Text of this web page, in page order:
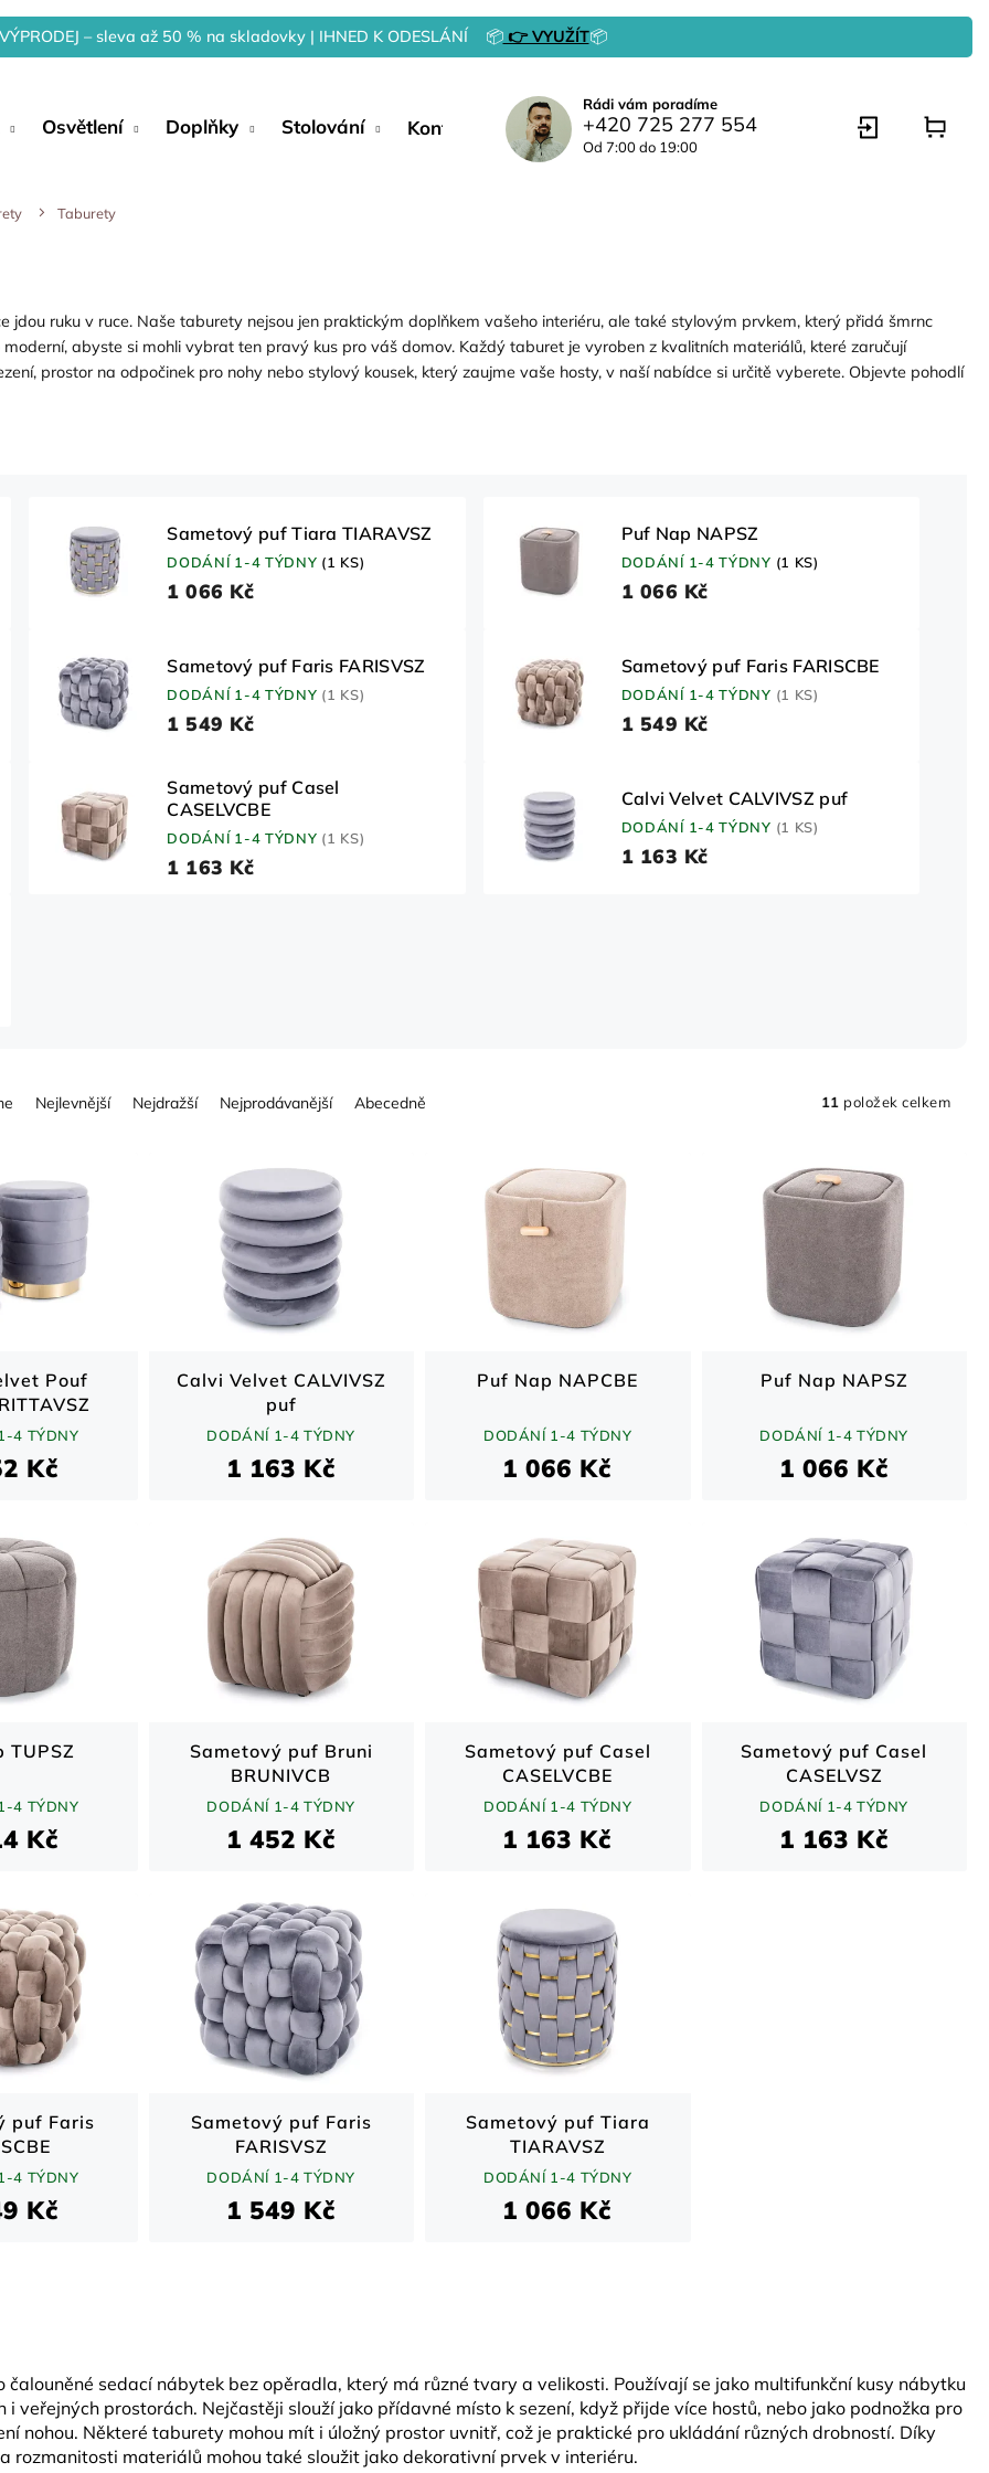
– sleva až 50 % na skladovky | IHNED K ODESLÁNÍ 📦👉 VYUŽÍT📦
Osvětlení Doplňky Stolování Kontakty
Rádi vám poradíme
+420 725 277 554
Od 7:00 do 19:00
Taburety
jdou ruku v ruce. Naše taburety nejsou jen praktickým doplňkem vašeho interiéru, ale také stylovým prvkem, který přidá šmrnc
abyste si mohli vybrat ten pravý kus pro váš domov. Každý taburet je vyroben z kvalitních materiálů, které zaručují
prostor na odpočinek pro nohy nebo stylový kousek, který zaujme vaše hosty, v naší nabídce si určitě vyberete. Objevte pohodlí
Sametový puf Tiara TIARAVSZ
DODÁNÍ 1-4 TÝDNY (1 KS)
1 066 Kč
Puf Nap NAPSZ
DODÁNÍ 1-4 TÝDNY (1 KS)
1 066 Kč
Sametový puf Faris FARISVSZ
DODÁNÍ 1-4 TÝDNY (1 KS)
1 549 Kč
Sametový puf Faris FARISCBE
DODÁNÍ 1-4 TÝDNY (1 KS)
1 549 Kč
Sametový puf Casel
CASELVCBE
DODÁNÍ 1-4 TÝDNY (1 KS)
1 163 Kč
Calvi Velvet CALVIVSZ puf
DODÁNÍ 1-4 TÝDNY (1 KS)
1 163 Kč
Nejlevnější Nejdražší Nejprodávanější Abecedně 11 položek celkem
Pouf
4 TÝDNY
Kč
Calvi Velvet CALVIVSZ
puf
DODÁNÍ 1-4 TÝDNY
1 163 Kč
Puf Nap NAPCBE
DODÁNÍ 1-4 TÝDNY
1 066 Kč
Puf Nap NAPSZ
DODÁNÍ 1-4 TÝDNY
1 066 Kč
TUPSZ
4 TÝDNY
Kč
Sametový puf Bruni
BRUNIVCB
DODÁNÍ 1-4 TÝDNY
1 452 Kč
Sametový puf Casel
CASELVCBE
DODÁNÍ 1-4 TÝDNY
1 163 Kč
Sametový puf Casel
CASELVSZ
DODÁNÍ 1-4 TÝDNY
1 163 Kč
puf Faris
4 TÝDNY
Kč
Sametový puf Faris
FARISVSZ
DODÁNÍ 1-4 TÝDNY
1 549 Kč
Sametový puf Tiara
TIARAVSZ
DODÁNÍ 1-4 TÝDNY
1 066 Kč
d
a
c
í
čalouněné sedací nábytek bez opěradla, který má různé tvary a velikosti. Používají se jako multifunkční kusy nábytku
i veřejných prostorách. Nejčastěji slouží jako přídavné místo k sezení, když přijde více hostů, nebo jako podnožka pro
nohou. Některé taburety mohou mít i úložný prostor uvnitř, což je praktické pro ukládání různých drobností. Díky
rozmanitosti materiálů mohou také sloužit jako dekorativní prvek v interiéru.